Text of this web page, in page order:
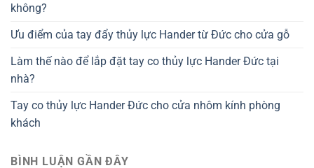
không?
Ưu điểm của tay đẩy thủy lực Hander từ Đức cho cửa gỗ
Làm thế nào để lắp đặt tay co thủy lực Hander Đức tại
nhà?
Tay co thủy lực Hander Đức cho cửa nhôm kính phòng
khách
BÌNH LUẬN GẦN ĐÂY